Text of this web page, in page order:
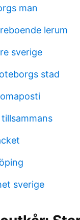
man
lerum
sverige
stad
sverige